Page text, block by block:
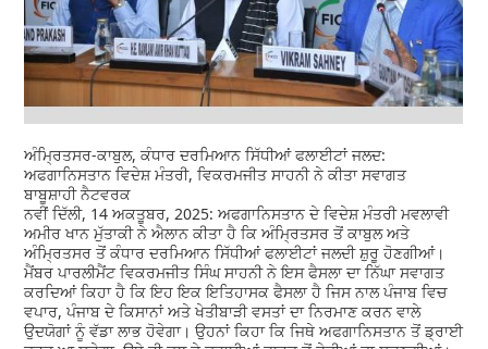
ਅੰਮ੍ਰਿਤਸਰ-ਕਾਬੁਲ, ਕੰਧਾਰ ਦਰਮਿਆਨ ਸਿੱਧੀਆਂ ਫਲਾਈਟਾਂ ਜਲਦ:
ਅਫਗਾਨਿਸਤਾਨ ਵਿਦੇਸ਼ ਮੰਤਰੀ, ਵਿਕਰਮਜੀਤ ਸਾਹਨੀ ਨੇ ਕੀਤਾ ਸਵਾਗਤ
ਬਾਬੂਸ਼ਾਹੀ ਨੈਟਵਰਕ
ਨਵੀਂ ਦਿੱਲੀ, 14 ਅਕਤੂਬਰ, 2025: ਅਫਗਾਨਿਸਤਾਨ ਦੇ ਵਿਦੇਸ਼ ਮੰਤਰੀ ਮਵਲਾਵੀ
ਅਮੀਰ ਖਾਨ ਮੁੱਤਾਕੀ ਨੇ ਐਲਾਨ ਕੀਤਾ ਹੈ ਕਿ ਅੰਮ੍ਰਿਤਸਰ ਤੋਂ ਕਾਬੁਲ ਅਤੇ
ਅੰਮ੍ਰਿਤਸਰ ਤੋਂ ਕੰਧਾਰ ਦਰਮਿਆਨ ਸਿੱਧੀਆਂ ਫਲਾਈਟਾਂ ਜਲਦੀ ਸ਼ੁਰੂ ਹੋਣਗੀਆਂ।
ਮੈਂਬਰ ਪਾਰਲੀਮੈਂਟ ਵਿਕਰਮਜੀਤ ਸਿੰਘ ਸਾਹਨੀ ਨੇ ਇਸ ਫੈਸਲਾ ਦਾ ਨਿੱਘਾ ਸਵਾਗਤ
ਕਰਦਿਆਂ ਕਿਹਾ ਹੈ ਕਿ ਇਹ ਇਕ ਇਤਿਹਾਸਕ ਫੈਸਲਾ ਹੈ ਜਿਸ ਨਾਲ ਪੰਜਾਬ ਵਿਚ
ਵਪਾਰ, ਪੰਜਾਬ ਦੇ ਕਿਸਾਨਾਂ ਅਤੇ ਖੇਤੀਬਾੜੀ ਵਸਤਾਂ ਦਾ ਨਿਰਮਾਣ ਕਰਨ ਵਾਲੇ
ਉਦਯੋਗਾਂ ਨੂੰ ਵੱਡਾ ਲਾਭ ਹੋਵੇਗਾ। ਉਹਨਾਂ ਕਿਹਾ ਕਿ ਜਿਥੇ ਅਫਗਾਨਿਸਤਾਨ ਤੋਂ ਡ੍ਰਾਈ